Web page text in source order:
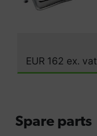
EUR 162 ex. vat
Spare parts